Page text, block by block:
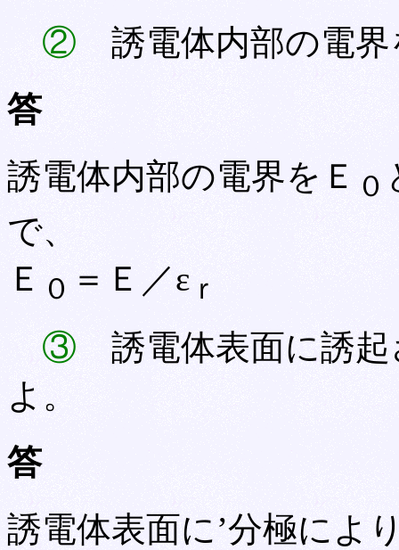
② 誘電体内部の電界
答
誘電体内部の電界をＥ０
で、
Ｅ ０ ＝Ｅ／ε ｒ
③誘電体表面に誘起
よ。
答
誘電体表面に’分極によ